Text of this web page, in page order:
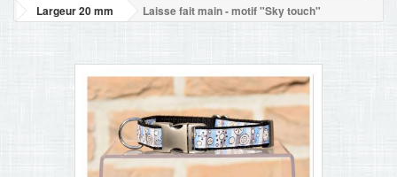
ACCUEIL
Largeur 20 mm
Laisse fait main - motif "Sky touch"